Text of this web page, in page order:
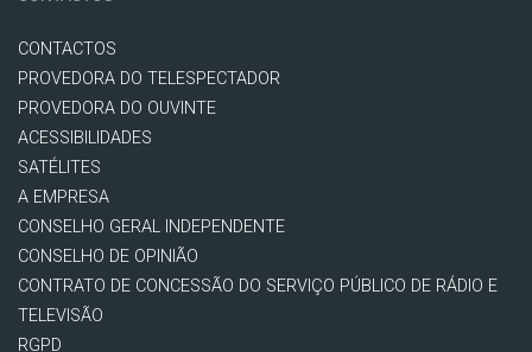
CONTACTOS
PROVEDORA DO TELESPECTADOR
PROVEDORA DO OUVINTE
ACESSIBILIDADES
SATÉLITES
A EMPRESA
CONSELHO GERAL INDEPENDENTE
CONSELHO DE OPINIÃO
CONTRATO DE CONCESSÃO DO SERVIÇO PÚBLICO DE RÁDIO E
TELEVISÃO
RGPD